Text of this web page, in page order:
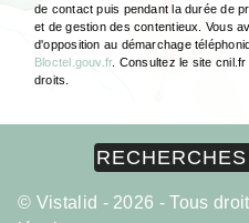
de contact puis pendant la durée de
et de gestion des contentieux. Vous
d'opposition au démarchage
Bloctel.gouv.fr. Consultez le site
droits.
© Vistalid - 2026 - Tous